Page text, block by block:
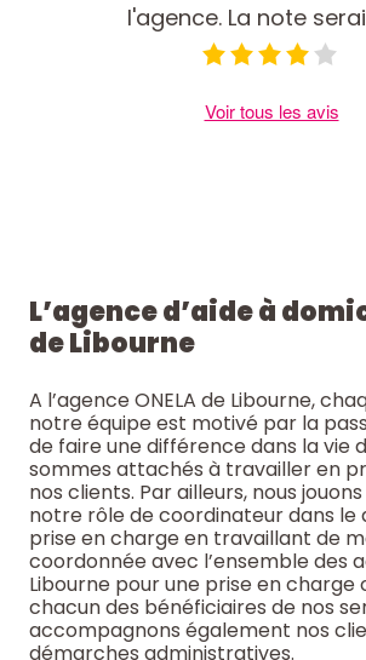
l'agence. La note
Voir tous les avis
L’agence d’aide à
de Libourne
A l’agence ONELA de Libourne,
notre équipe est motivé par la
de faire une différence dans la vie
sommes attachés à travailler en
nos clients. Par ailleurs, nous
notre rôle de coordinateur dans le
prise en charge en travaillant de
coordonnée avec l’ensemble des
Libourne pour une prise en charge
chacun des bénéficiaires de nos
accompagnons également nos
démarches administratives.